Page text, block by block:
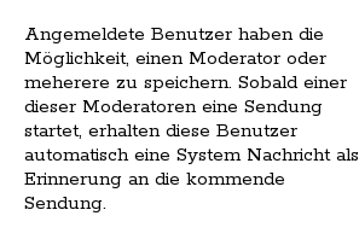
Angemeldete Benutzer haben die
Möglichkeit, einen Moderator oder
meherere zu speichern. Sobald einer
dieser Moderatoren eine Sendung
startet, erhalten diese Benutzer
automatisch eine System Nachricht als
Erinnerung an die kommende
Sendung.